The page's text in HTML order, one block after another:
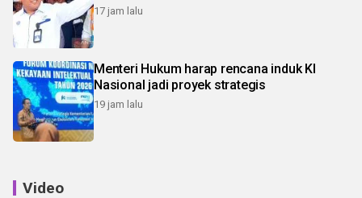
17 jam lalu
Menteri Hukum harap rencana induk KI
Nasional jadi proyek strategis
19 jam lalu
Video